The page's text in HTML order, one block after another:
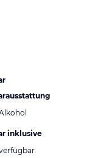
inklusive